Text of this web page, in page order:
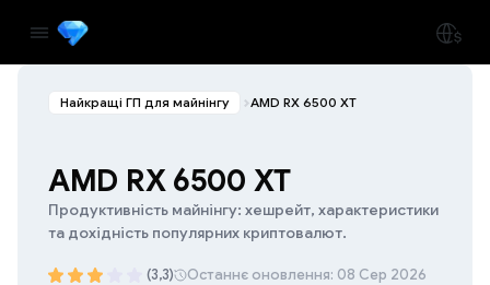
Найкращі ГП для майнінгу AMD RX 6500 XT
AMD RX 6500 XT
Продуктивність майнінгу: хешрейт, характеристики
та дохідність популярних криптовалют.
(3,3) Останнє оновлення: 08 Сер 2026